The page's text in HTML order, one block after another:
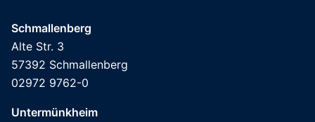
Schmallenberg
Alte Str. 3
57392 Schmallenberg
02972 9762-0
Untermünkheim